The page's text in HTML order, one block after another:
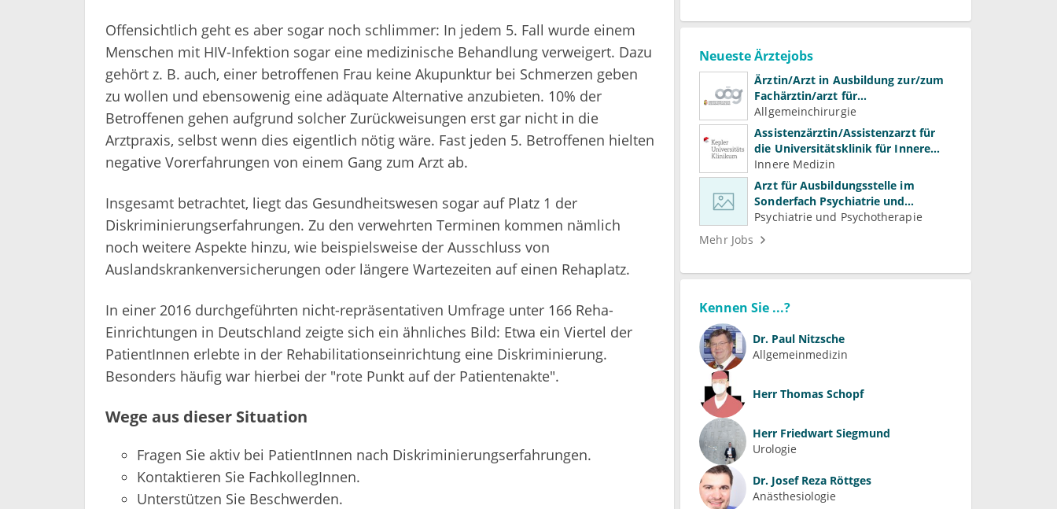
Offensichtlich geht es aber sogar noch schlimmer: In jedem 5. Fall wurde einem
Menschen mit HIV-Infektion sogar eine medizinische Behandlung verweigert. Dazu
gehört z. B. auch, einer betroffenen Frau keine Akupunktur bei Schmerzen geben
zu wollen und ebensowenig eine adäquate Alternative anzubieten. 10% der
Betroffenen gehen aufgrund solcher Zurückweisungen erst gar nicht in die
Arztpraxis, selbst wenn dies eigentlich nötig wäre. Fast jeden 5. Betroffenen hielten
negative Vorerfahrungen von einem Gang zum Arzt ab.
Insgesamt betrachtet, liegt das Gesundheitswesen sogar auf Platz 1 der
Diskriminierungserfahrungen. Zu den verwehrten Terminen kommen nämlich
noch weitere Aspekte hinzu, wie beispielsweise der Ausschluss von
Auslandskrankenversicherungen oder längere Wartezeiten auf einen Rehaplatz.
In einer 2016 durchgeführten nicht-repräsentativen Umfrage unter 166 Reha-
Einrichtungen in Deutschland zeigte sich ein ähnliches Bild: Etwa ein Viertel der
PatientInnen erlebte in der Rehabilitationseinrichtung eine Diskriminierung.
Besonders häufig war hierbei der "rote Punkt auf der Patientenakte".
Wege aus dieser Situation
Fragen Sie aktiv bei PatientInnen nach Diskriminierungserfahrungen.
Kontaktieren Sie FachkollegInnen.
Unterstützen Sie Beschwerden.
Neueste Ärztejobs
Ärztin/Arzt in Ausbildung zur/zum
Fachärztin/arzt für
Allgemeinchirurgie und
Gefäßchirurgie
Allgemeinchirurgie
Assistenzärztin/Assistenzarzt für
die Universitätsklinik für Innere
Medizin
Innere Medizin
Arzt für Ausbildungsstelle im
Sonderfach Psychiatrie und
Psychotherapeutische Medizin
(m/w/d)
Psychiatrie und Psychotherapie
Mehr Jobs
Kennen Sie ...?
Dr. Paul Nitzsche
Allgemeinmedizin
Herr Thomas Schopf
Herr Friedwart Siegmund
Urologie
Dr. Josef Reza Röttges
Anästhesiologie